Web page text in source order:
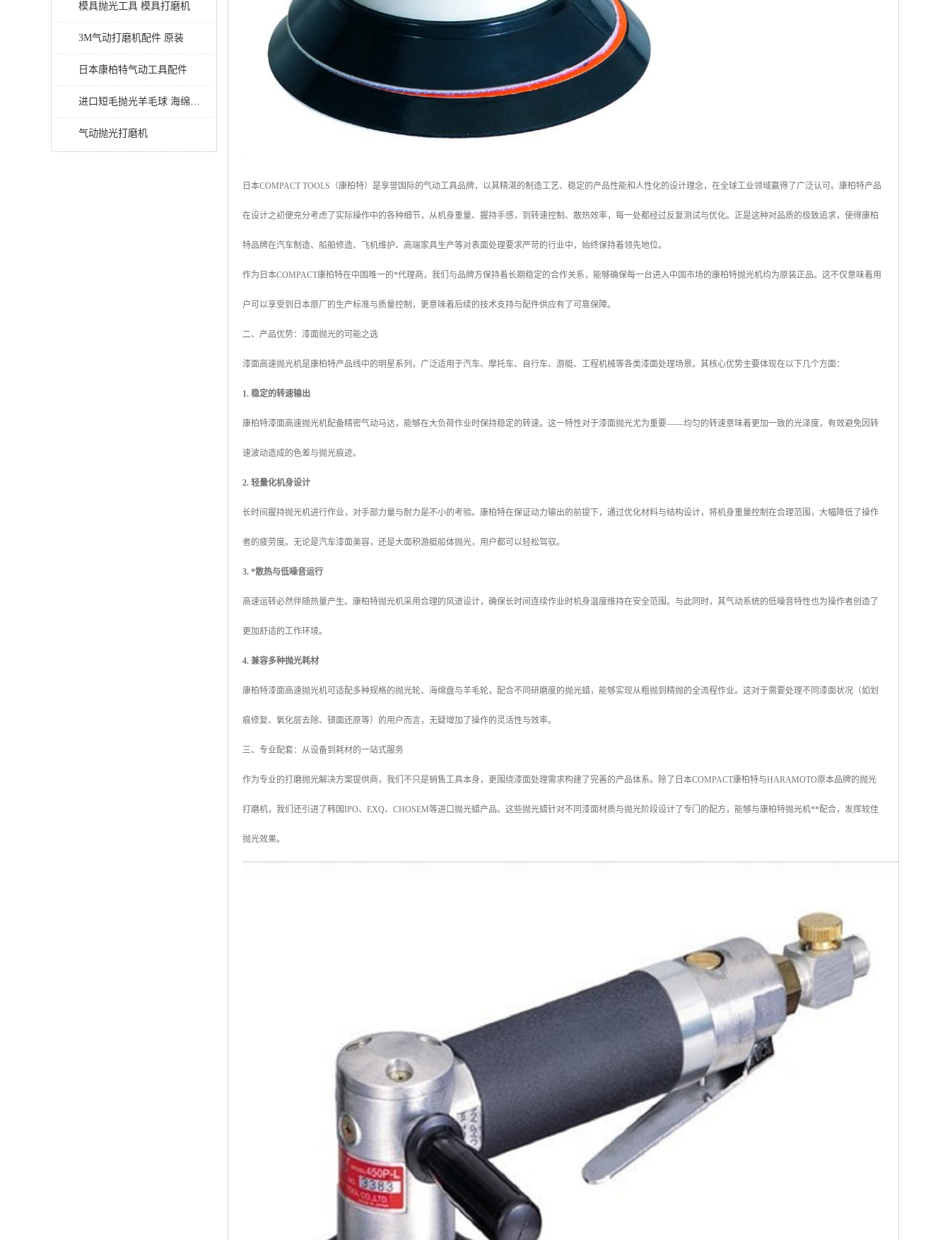
模具抛光工具 模具打磨机
3M气动打磨机配件 原装
日本康柏特气动工具配件
进口短毛抛光羊毛球 海绵抛光球
气动抛光打磨机
日本COMPACT TOOLS（康柏特）是享誉国际的气动工具品牌，以其精湛的制造工艺、稳定的产品性能和人性化的设计理念，在全球工业领域赢得了广泛认可。康柏特产品
在设计之初便充分考虑了实际操作中的各种细节，从机身重量、握持手感，到转速控制、散热效率，每一处都经过反复测试与优化。正是这种对品质的极致追求，使得康柏
特品牌在汽车制造、船舶修造、飞机维护、高端家具生产等对表面处理要求严苛的行业中，始终保持着领先地位。
作为日本COMPACT康柏特在中国唯一的*代理商，我们与品牌方保持着长期稳定的合作关系，能够确保每一台进入中国市场的康柏特抛光机均为原装正品。这不仅意味着用
户可以享受到日本原厂的生产标准与质量控制，更意味着后续的技术支持与配件供应有了可靠保障。
二、产品优势：漆面抛光的可能之选
漆面高速抛光机是康柏特产品线中的明星系列，广泛适用于汽车、摩托车、自行车、游艇、工程机械等各类漆面处理场景。其核心优势主要体现在以下几个方面：
1. 稳定的转速输出
康柏特漆面高速抛光机配备精密气动马达，能够在大负荷作业时保持稳定的转速。这一特性对于漆面抛光尤为重要——均匀的转速意味着更加一致的光泽度，有效避免因转
速波动造成的色差与抛光痕迹。
2. 轻量化机身设计
长时间握持抛光机进行作业，对手部力量与耐力是不小的考验。康柏特在保证动力输出的前提下，通过优化材料与结构设计，将机身重量控制在合理范围，大幅降低了操作
者的疲劳度。无论是汽车漆面美容，还是大面积游艇船体抛光，用户都可以轻松驾驭。
3. *散热与低噪音运行
高速运转必然伴随热量产生。康柏特抛光机采用合理的风道设计，确保长时间连续作业时机身温度维持在安全范围。与此同时，其气动系统的低噪音特性也为操作者创造了
更加舒适的工作环境。
4. 兼容多种抛光耗材
康柏特漆面高速抛光机可适配多种规格的抛光轮、海绵盘与羊毛轮，配合不同研磨度的抛光蜡，能够实现从粗抛到精抛的全流程作业。这对于需要处理不同漆面状况（如划
痕修复、氧化层去除、镜面还原等）的用户而言，无疑增加了操作的灵活性与效率。
三、专业配套：从设备到耗材的一站式服务
作为专业的打磨抛光解决方案提供商，我们不只是销售工具本身，更围绕漆面处理需求构建了完善的产品体系。除了日本COMPACT康柏特与HARAMOTO原本品牌的抛光
打磨机，我们还引进了韩国IPO、EXQ、CHOSEM等进口抛光蜡产品。这些抛光蜡针对不同漆面材质与抛光阶段设计了专门的配方，能够与康柏特抛光机**配合，发挥较佳
抛光效果。